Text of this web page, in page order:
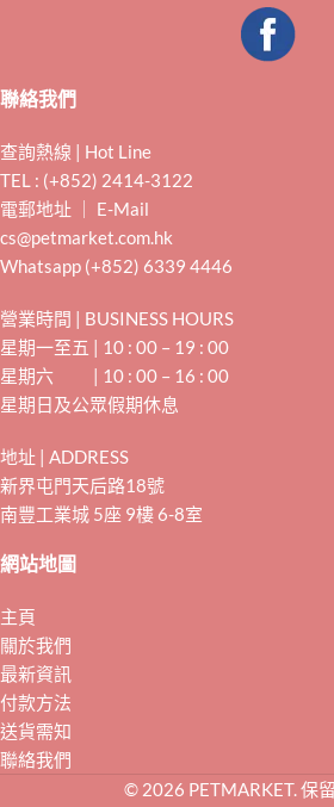
聯絡我們
查詢熱線 | Hot Line
TEL : (+852) 2414-3122
電郵地址 ｜ E-Mail
cs@petmarket.com.hk
Whatsapp (+852) 6339 4446
營業時間 | BUSINESS HOURS
星期一至五 | 10 : 00 – 19 : 00
星期六 | 10 : 00 – 16 : 00
星期日及公眾假期休息
地址 | ADDRESS
新界屯門天后路18號
南豐工業城 5座 9樓 6-8室
網站地圖
主頁
關於我們
最新資訊
付款方法
送貨需知
聯絡我們
© 2026 PETMARKET. 保